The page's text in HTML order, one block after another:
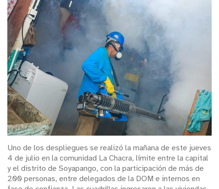
Uno de los despliegues se realizó la mañana de este jueves
4 de julio en la comunidad La Chacra, límite entre la capital
y el distrito de Soyapango, con la participación de más de
200 personas, entre delegados de la DOM e internos en